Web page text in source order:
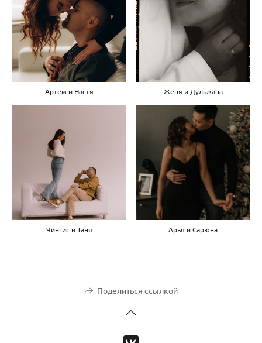
Артем и Настя Женя и Дульжана
Чингис и Таня Арья и Сарюна
Поделиться ссылкой